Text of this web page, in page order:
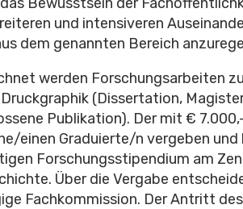
und intensiveren
dem genannten Bereich
werden Forschungsarbeiten
(Dissertation,
Publikation). Der mit €
einen Graduierte/n vergeben
Forschungsstipendium am
Über die Vergabe
Fachkommission. Der Antritt